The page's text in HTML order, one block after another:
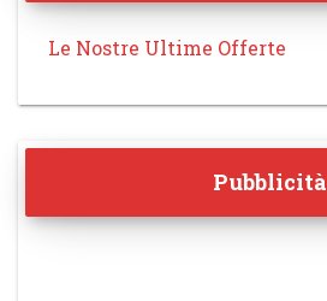
Le Nostre Ultime Offerte
Pubblicità